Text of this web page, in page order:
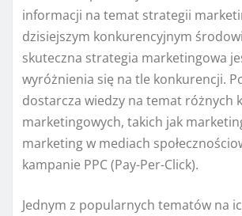
informacji na temat strategii
dzisiejszym konkurencyjnym
skuteczna strategia marketingowa
wyróżnienia się na tle konkurencji.
dostarcza wiedzy na temat różnych
marketingowych, takich jak
marketing w mediach
kampanie PPC (Pay-Per-Click).
Jednym z popularnych tematów na